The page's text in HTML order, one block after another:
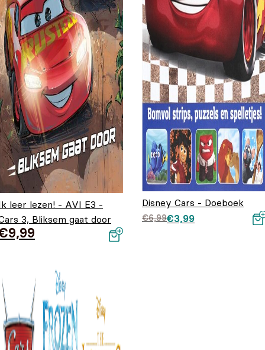
leer lezen! - AVI E3 -
3, Bliksem gaat door
9,99
Disney Cars - Doeboek
€6,99
Oorspronkelijke prijs
€3,99
Huidige prijs is: